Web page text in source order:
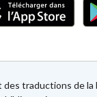
traductions de la